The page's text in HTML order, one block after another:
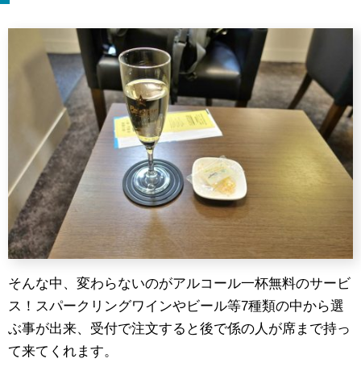
そんな中、変わらないのがアルコール一杯無料のサービ
ス！スパークリングワインやビール等7種類の中から選
ぶ事が出来、受付で注文すると後で係の人が席まで持っ
て来てくれます。